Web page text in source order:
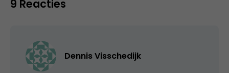
9 Reacties
Dennis Visschedijk